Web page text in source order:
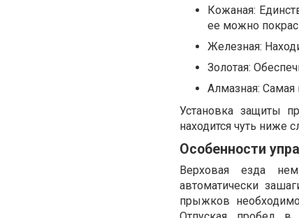
Кожаная:
ее можно
Железная:
Золотая:
Алмазная:
Установка защиты
находится чуть ниже
Особенности
Верховая езда
автоматически
прыжков